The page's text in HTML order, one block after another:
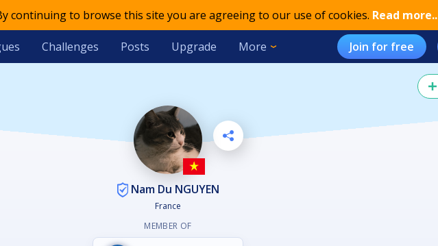
continuing to browse this site you are agreeing to our use of cookies. Read more..
Challenges Posts Upgrade More Join for free
Nam Du NGUYEN
France
MEMBER OF